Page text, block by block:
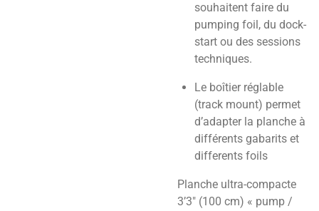
souhaitent faire du
pumping foil, du dock-
start ou des sessions
techniques.
Le boîtier réglable
(track mount) permet
d’adapter la planche à
différents gabarits et
differents foils
Planche ultra-compacte
3’3″ (100 cm) « pump /